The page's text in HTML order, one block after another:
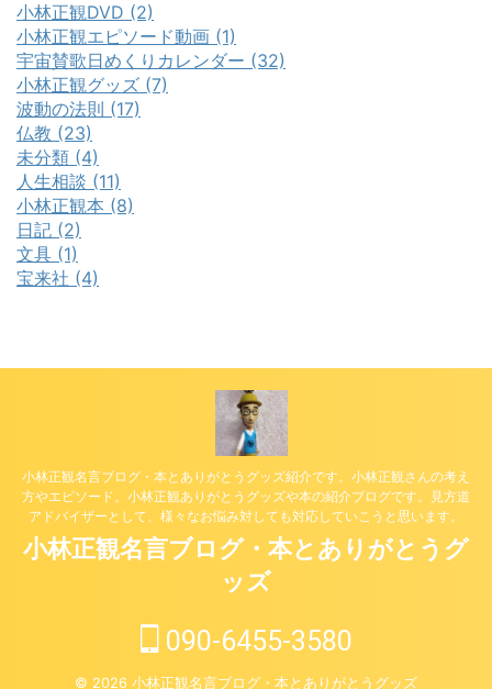
小林正観DVD (2)
小林正観エピソード動画 (1)
宇宙賛歌日めくりカレンダー (32)
小林正観グッズ (7)
波動の法則 (17)
仏教 (23)
未分類 (4)
人生相談 (11)
小林正観本 (8)
日記 (2)
文具 (1)
宝来社 (4)
小林正観名言ブログ・本とありがとうグッズ紹介です。小林正観さんの考え
方やエピソード。小林正観ありがとうグッズや本の紹介ブログです。見方道
アドバイザーとして、様々なお悩み対しても対応していこうと思います。
小林正観名言ブログ・本とありがとうグ
ッズ
090-6455-3580
© 2026 小林正観名言ブログ・本とありがとうグッズ